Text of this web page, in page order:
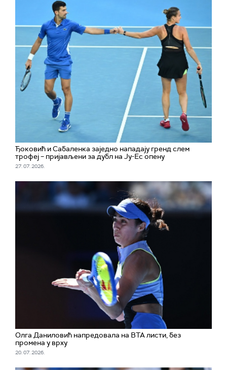
Ђоковић и Сабаленка заједно нападају гренд слем
трофеј – пријављени за дубл на Ју-Ес опену
27. 07. 2026.
Олга Даниловић напредовала на ВТА листи, без
промена у врху
20. 07. 2026.